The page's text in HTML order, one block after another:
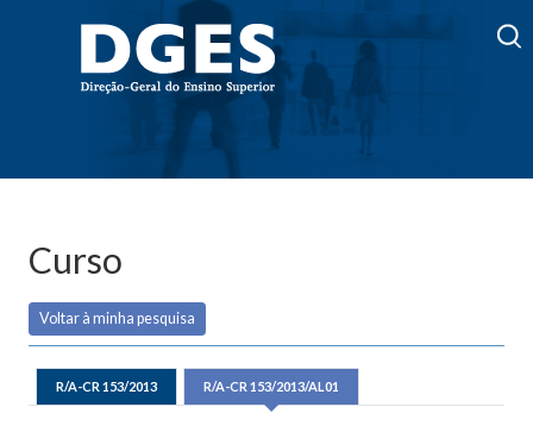
Curso
Voltar à minha pesquisa
R/A-CR 153/2013 R/A-CR 153/2013/AL01